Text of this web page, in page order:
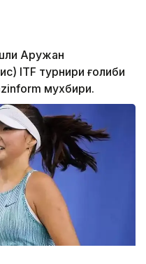
Аружан
ITF турнири ғолиби
мухбири.